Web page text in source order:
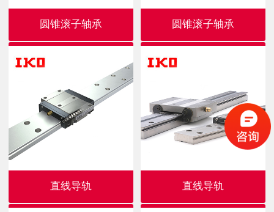
圆锥滚子轴承 圆锥滚子轴承
直线导轨 直线导轨